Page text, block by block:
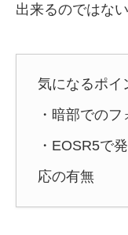
出来るのではな
気になるポイ
・暗部での
・EOSR5で
応の有無